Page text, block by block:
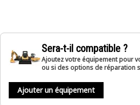
Sera-t-il compatible ?
Ajoutez votre équipement pour
ou si des options de réparation
Ajouter un équipement